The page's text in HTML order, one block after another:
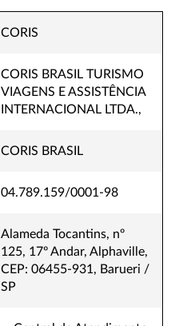
CORIS
CORIS BRASIL TURISMO
VIAGENS E ASSISTÊNCIA
INTERNACIONAL LTDA.,
CORIS BRASIL
04.789.159/0001-98
Alameda Tocantins, nº
125, 17º Andar, Alphaville,
CEP: 06455-931, Barueri /
SP